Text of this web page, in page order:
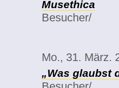
Musethica
Besucher/
Mo., 31. März.
„Was glaubst